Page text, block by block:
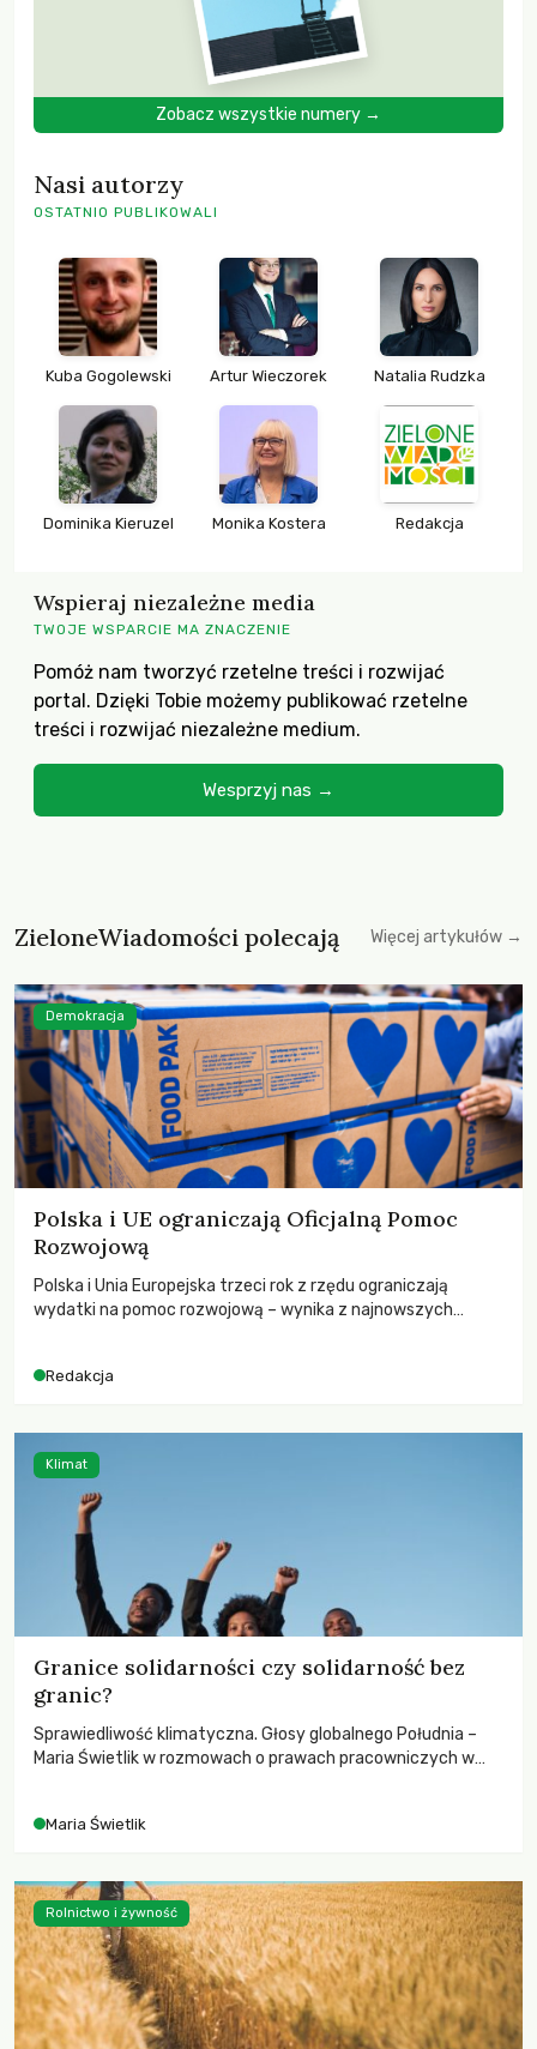
Zobacz wszystkie numery →
Nasi autorzy
OSTATNIO PUBLIKOWALI
Kuba Gogolewski Artur Wieczorek Natalia Rudzka
Dominika Kieruzel Monika Kostera Redakcja
Wspieraj niezależne media
TWOJE WSPARCIE MA ZNACZENIE
Pomóż nam tworzyć rzetelne treści i rozwijać
portal. Dzięki Tobie możemy publikować rzetelne
treści i rozwijać niezależne medium.
Wesprzyj nas →
ZieloneWiadomości polecają Więcej artykułów →
Polska i UE ograniczają Oficjalną Pomoc
Rozwojową
Polska i Unia Europejska trzeci rok z rzędu ograniczają
wydatki na pomoc rozwojową – wynika z najnowszych
odnotowano największe tąpnięcie ODA w historii. Jakie będą
kryzysami i ubóstwem?
Redakcja
Demokracja
Granice solidarności czy solidarność bez
granic?
Sprawiedliwość klimatyczna. Głosy globalnego Południa –
Maria Świetlik w rozmowach o prawach pracowniczych w
Maria Świetlik
Klimat
Rolnictwo i żywność